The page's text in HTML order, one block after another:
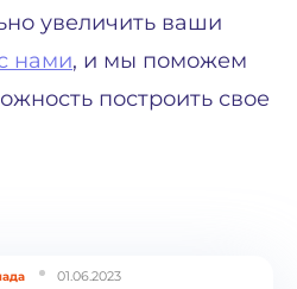
увеличить ваши
нами, и мы поможем
построить свое
01.06.2023